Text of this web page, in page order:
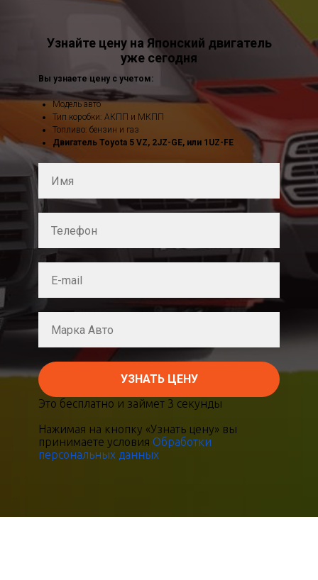
Узнайте цену на Японский двигатель
уже сегодня
Вы узнаете цену с учетом:
Модель авто
Тип коробки: АКПП и МКПП
Топливо: бензин и газ
Двигатель Toyota 5 VZ, 2JZ-GE, или 1UZ-FE
УЗНАТЬ ЦЕНУ
Это бесплатно и займет 3 секунды
Нажимая на кнопку «Узнать цену» вы
принимаете условия Обработки
персональных данных